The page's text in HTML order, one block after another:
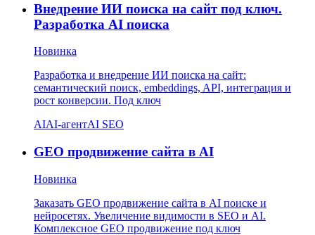
Внедрение ИИ поиска на сайт под ключ.
Разработка AI поиска
Новинка
Разработка и внедрение ИИ поиска на сайт:
семантический поиск, embeddings, API, интеграция и
рост конверсии. Под ключ
AIAI-агентAI SEO
GEO продвижение сайта в AI
Новинка
Заказать GEO продвижение сайта в AI поиске и
нейросетях. Увеличение видимости в SEO и AI.
Комплексное GEO продвижение под ключ